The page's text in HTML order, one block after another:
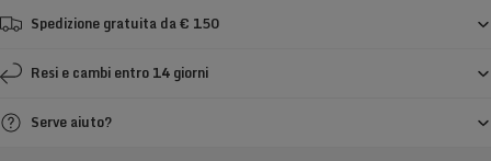
Spedizione gratuita da € 150
Resi e cambi entro 14 giorni
Serve aiuto?